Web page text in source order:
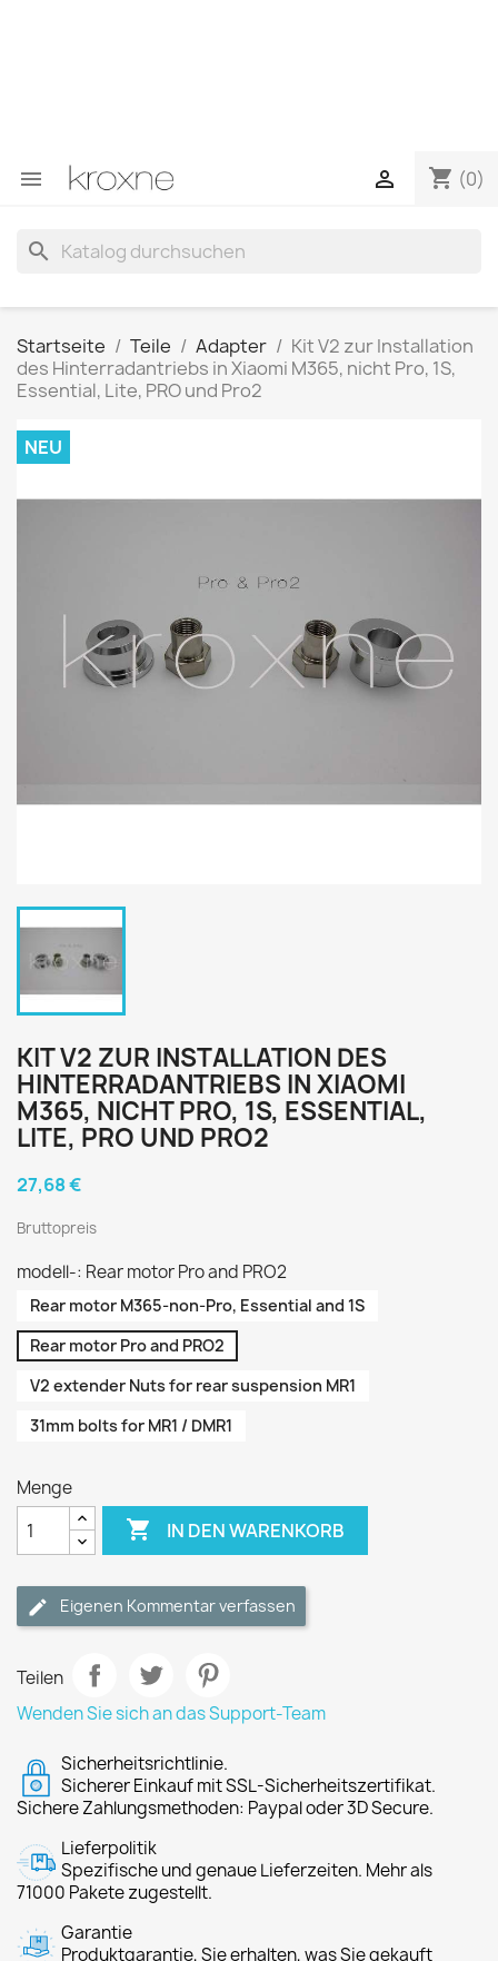
 shopping_cart (0)

search
Startseite Teile Adapter
Kit V2 zur Installation
des Hinterradantriebs in Xiaomi M365, nicht Pro, 1S,
Essential, Lite, PRO und Pro2
NEU
KIT V2 ZUR INSTALLATION DES
HINTERRADANTRIEBS IN XIAOMI
M365, NICHT PRO, 1S, ESSENTIAL,
LITE, PRO UND PRO2
27,68 €
Bruttopreis
modell-: Rear motor Pro and PRO2
Rear motor M365-non-Pro, Essential and 1S
Rear motor Pro and PRO2
V2 extender Nuts for rear suspension MR1
31mm bolts for MR1 / DMR1
Menge
 IN DEN WARENKORB
Eigenen Kommentar verfassen
Teilen
Wenden Sie sich an das Support-Team
Sicherheitsrichtlinie.
Sicherer Einkauf mit SSL-Sicherheitszertifikat.
Sichere Zahlungsmethoden: Paypal oder 3D Secure.
Lieferpolitik
Spezifische und genaue Lieferzeiten. Mehr als
71000 Pakete zugestellt.
Garantie
Produktgarantie, Sie erhalten, was Sie gekauft